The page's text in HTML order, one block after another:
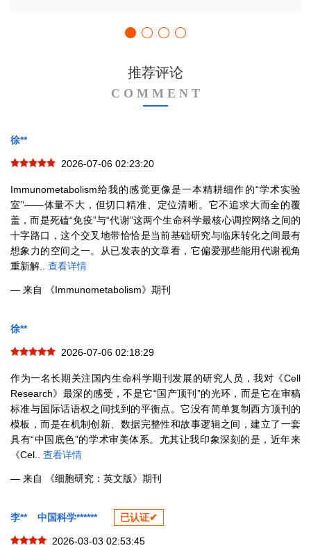
推荐评论
C O M M E N T
徐**
2026-07-06 02:23:20
Immunometabolism给我的感觉更像是一本精耕细作的“学术实验
室”——体量不大，但切口精准、定位清晰。它不追求大而全的覆
盖，而是死磕“免疫”与“代谢”这两个生命科学最核心调控网络之间的
十字路口，这个交叉地带恰恰是当前基础研究与临床转化之间最有
想象力的空间之一。从已发表的文章看，它偏爱那些能用代谢视角
重新解.. 查看详情
— 来自 《Immunometabolism》期刊
徐**
2026-07-06 02:18:29
作为一名长期关注国内生命科学期刊发展的研究人员，我对《Cell
Research》最深的感受，不是它“国产顶刊”的光环，而是它在审稿
标准与国际话语权之间找到的平衡点。它没有简单复制西方顶刊的
模板，而是在机制创新、数据完整性和故事逻辑之间，建立了一套
具有“中国底色”的学术审美体系。尤其让我印象深刻的是，近年来
《Cel.. 查看详情
— 来自 《细胞研究：英文版》期刊
李** 中国科学****** 已认证✔
2026-03-03 02:53:45